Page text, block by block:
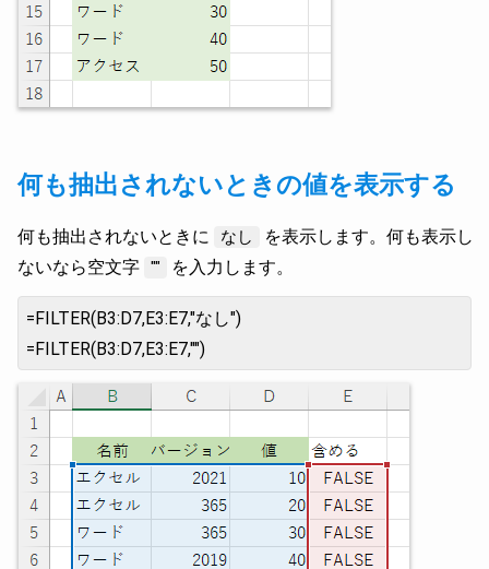
何も抽出されないときの値を表示する
何も抽出されないときに なし
を表示します。何も表示し
ないなら空文字 "" を入力します。
=FILTER(B3:D7,E3:E7,"なし")
=FILTER(B3:D7,E3:E7,"")